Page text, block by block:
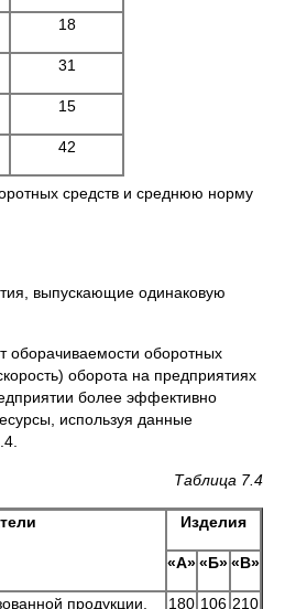
18
31
15
42
средств и среднюю норму
выпускающие одинаковую
оборотных
оборота на предприятиях
более эффективно
используя данные
Таблица 7.4
Изделия
«A»«Б»«B»
продукции,
180 106 210